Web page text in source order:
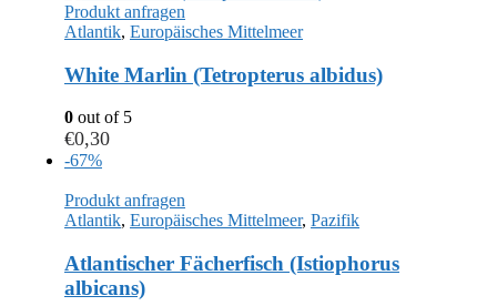
Produkt anfragen
Atlantik, Europäisches Mittelmeer
White Marlin (Tetropterus albidus)
0 out of 5
€0,30
-67%
Produkt anfragen
Atlantik, Europäisches Mittelmeer, Pazifik
Atlantischer Fächerfisch (Istiophorus
albicans)